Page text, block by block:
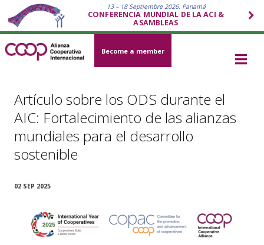
13 – 18 Septiembre 2026, Panamá
CONFERENCIA MUNDIAL DE LA ACI &
ASAMBLEAS
Become a member
Artículo sobre los ODS durante el
AIC: Fortalecimiento de las alianzas
mundiales para el desarrollo
sostenible
02 SEP 2025